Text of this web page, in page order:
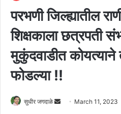
परभणी जिल्ह्यातील
शिक्षकाला छत्रपती
मुकुंदवाडीत कोयत्याने
फोडल्या !!
सुधीर जगदाळे
Send March 11, 2023